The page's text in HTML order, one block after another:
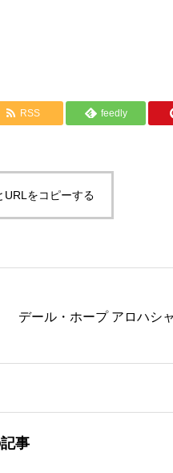
RSS feedly
URLをコピーする
デール・ホープ アロハシ
事